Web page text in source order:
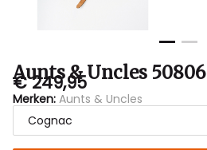
Aunts & Uncles 50806
€ 249,95
Merken: Aunts & Uncles